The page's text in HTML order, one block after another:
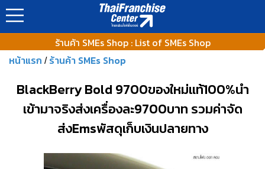
https://www.thaifranchisecenter.com/shop/images/
ร้านค้า SMEs Shop : List of SMEs Shop
หน้าแรก / ร้านค้า SMEs Shop
BlackBerry Bold 9700ของใหม่แท้100%นำ
เข้ามาจริงส่งเครื่องละ9700บาท รวมค่าจัด
ส่งEmsพัสดุเก็บเงินปลายทาง